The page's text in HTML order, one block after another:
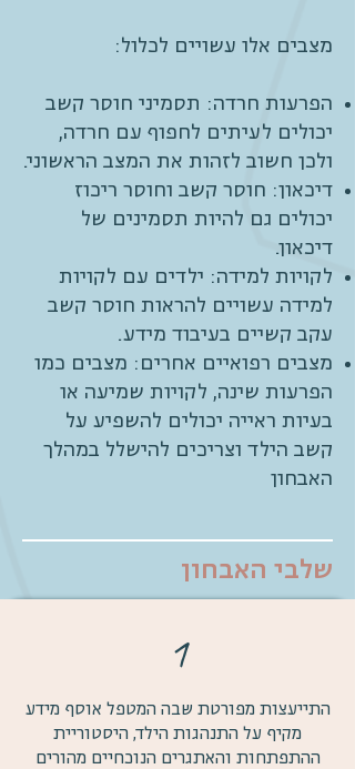
מצבים אלו עשויים לכלול:
הפרעות חרדה: תסמיני חוסר קשב
יכולים לעיתים לחפוף עם חרדה,
ולכן חשוב לזהות את המצב הראשוני.
דיכאון: חוסר קשב וחוסר ריכוז
יכולים גם להיות תסמינים של
דיכאון.
לקויות למידה: ילדים עם לקויות
למידה עשויים להראות חוסר קשב
עקב קשיים בעיבוד מידע.
מצבים רפואיים אחרים: מצבים כמו
הפרעות שינה, לקויות שמיעה או
בעיות ראייה יכולים להשפיע על
קשב הילד וצריכים להישלל במהלך
האבחון
שלבי האבחון
1
התייעצות מפורטת שבה המטפל אוסף מידע
מקיף על התנהגות הילד, היסטוריית
ההתפתחות והאתגרים הנוכחיים מהורים